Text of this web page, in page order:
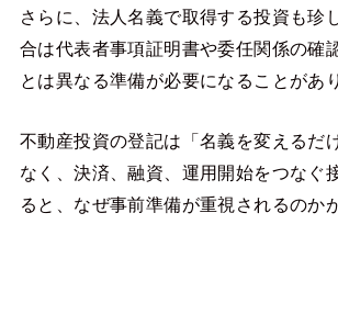
さらに、法人名義で取得する投資も珍
合は代表者事項証明書や委任関係の確
とは異なる準備が必要になることがあ
不動産投資の登記は「名義を変えるだ
なく、決済、融資、運用開始をつなぐ
ると、なぜ事前準備が重視されるのか